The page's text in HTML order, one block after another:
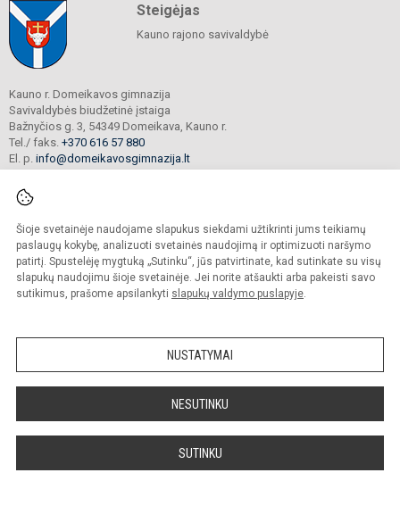
Šioje svetainėje naudojame slapukus siekdami užtikrinti jums teikiamų
paslaugų kokybę, analizuoti svetainės naudojimą ir optimizuoti naršymo
patirtį. Spustelėję mygtuką „Sutinku“, jūs patvirtinate, kad sutinkate su visų
slapukų naudojimu šioje svetainėje. Jei norite atšaukti arba pakeisti savo
sutikimus, prašome apsilankyti slapukų valdymo puslapyje.
NUSTATYMAI
NESUTINKU
SUTINKU
Steigėjas
Kauno rajono savivaldybė
Kauno r. Domeikavos gimnazija
Savivaldybės biudžetinė įstaiga
Bažnyčios g. 3, 54349 Domeikava, Kauno r.
Tel./ faks. +370 616 57 880
El. p. info@domeikavosgimnazija.lt
Juridinių asmenų registre
Įmonės kodas 191090122
© 2021. Kauno r. Domeikavos gimnazija. Visos teisės saugomos.
Kopijuoti turinį be raštiško gimnazijos sutikimo griežtai draudžiama.
Sumanus būdas atnaujinti
mokyklos interneto